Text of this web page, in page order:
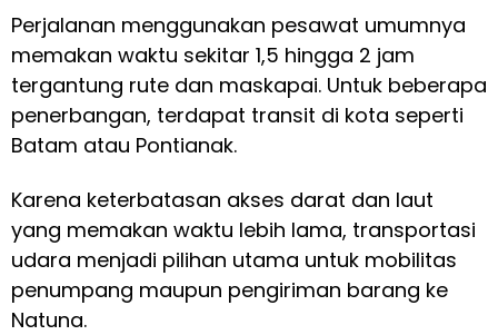
Perjalanan menggunakan pesawat umumnya
memakan waktu sekitar 1,5 hingga 2 jam
tergantung rute dan maskapai. Untuk beberapa
penerbangan, terdapat transit di kota seperti
Batam atau Pontianak.
Karena keterbatasan akses darat dan laut
yang memakan waktu lebih lama, transportasi
udara menjadi pilihan utama untuk mobilitas
penumpang maupun pengiriman barang ke
Natuna.